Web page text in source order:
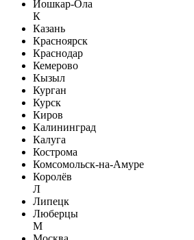
Йошкар-Ола
К
Казань
Красноярск
Краснодар
Кемерово
Кызыл
Курган
Курск
Киров
Калининград
Калуга
Кострома
Комсомольск-на-Амуре
Королёв
Л
Липецк
Люберцы
М